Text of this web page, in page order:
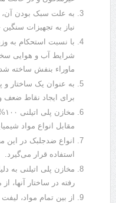
به علت سبک بودن
نیاز به تجهیزات
با نسبت استحکام به
شرایط آب و هوایی
ماوراء بنفش ساخته
به عنوان یک ساختار و
برای ایجاد نقاط ضعف
مقابل انواع مواد
انواع ضدجلبک در این
استفاده قرار می‌گیرد.
مخازن پلی اتیلنی به
رفته در ساختار آنها،
از بین تمام مواد،